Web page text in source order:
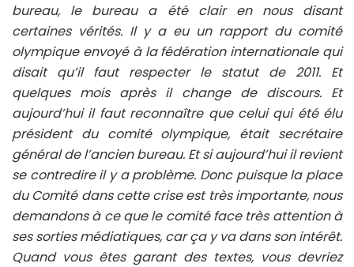
bureau, le bureau a été clair en nous disant
certaines vérités. Il y a eu un rapport du comité
olympique envoyé à la fédération internationale qui
disait qu’il faut respecter le statut de 2011. Et
quelques mois après il change de discours. Et
aujourd’hui il faut reconnaître que celui qui été élu
président du comité olympique, était secrétaire
général de l’ancien bureau. Et si aujourd’hui il revient
se contredire il y a problème. Donc puisque la place
du Comité dans cette crise est très importante, nous
demandons à ce que le comité face très attention à
ses sorties médiatiques, car ça y va dans son intérêt.
Quand vous êtes garant des textes, vous devriez